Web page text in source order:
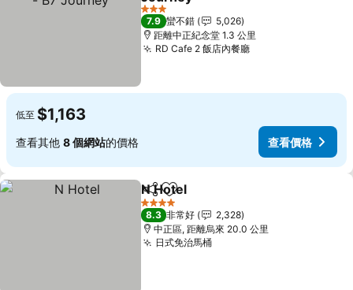
3 星級
7.9 蠻不錯
5,026
距離中正紀念堂 1.3 公里
RD Cafe 2 飯店內餐廳
低至 $1,163
查看其他 8 個網站的價格 查看價格
分享 加入我的最愛
N Hotel
4 星級
8.3 非常好
2,328
中正區, 距離烏來 20.0 公里
日式免治馬桶